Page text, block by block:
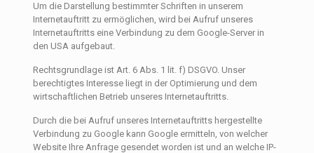
Um die Darstellung bestimmter Schriften in unserem
Internetauftritt zu ermöglichen, wird bei Aufruf unseres
Internetauftritts eine Verbindung zu dem Google-Server in
den USA aufgebaut.
Rechtsgrundlage ist Art. 6 Abs. 1 lit. f) DSGVO. Unser
berechtigtes Interesse liegt in der Optimierung und dem
wirtschaftlichen Betrieb unseres Internetauftritts.
Durch die bei Aufruf unseres Internetauftritts hergestellte
Verbindung zu Google kann Google ermitteln, von welcher
Website Ihre Anfrage gesendet worden ist und an welche IP-